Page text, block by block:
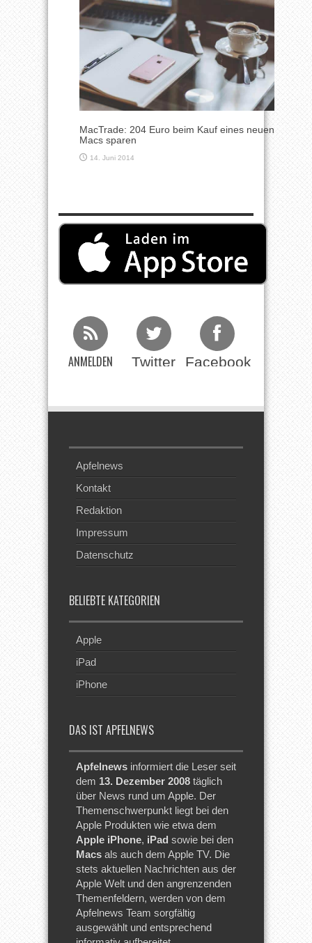
MacTrade: 204 Euro beim Kauf eines neuen
Macs sparen
14. Juni 2014
ANMELDEN Twitter Facebook
Apfelnews
Kontakt
Redaktion
Impressum
Datenschutz
BELIEBTE KATEGORIEN
Apple
iPad
iPhone
DAS IST APFELNEWS
Apfelnews informiert die Leser seit
dem 13. Dezember 2008 täglich
über News rund um Apple. Der
Themenschwerpunkt liegt bei den
Apple Produkten wie etwa dem
Apple iPhone, iPad sowie bei den
Macs als auch dem Apple TV. Die
stets aktuellen Nachrichten aus der
Apple Welt und den angrenzenden
Themenfeldern, werden von dem
Apfelnews Team sorgfältig
ausgewählt und entsprechend